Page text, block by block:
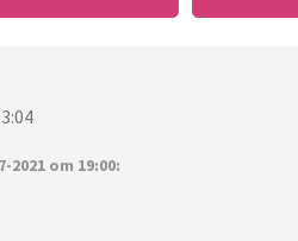
2021 om 19:00: